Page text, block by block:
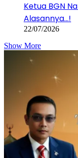
Ketua BGN
Alasannya…!
22/07/2026
Show More